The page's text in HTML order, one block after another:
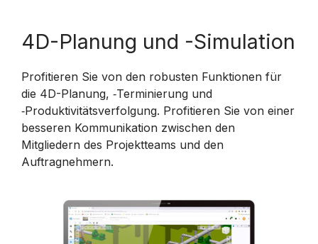
4D-Planung und -Simulation
Profitieren Sie von den robusten Funktionen für
die 4D-Planung, ‑Terminierung und
‑Produktivitätsverfolgung. Profitieren Sie von einer
besseren Kommunikation zwischen den
Mitgliedern des Projektteams und den
Auftragnehmern.